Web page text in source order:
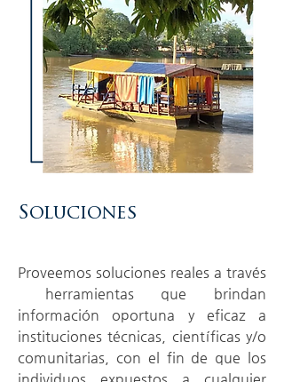
Soluciones
Proveemos soluciones reales a través
herramientas que brindan
información oportuna y eficaz a
instituciones técnicas, científicas y/o
comunitarias, con el fin de que los